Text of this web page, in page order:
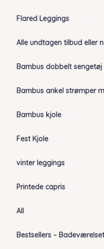
Flared Leggings
Alle undtagen tilbud eller
Bambus dobbelt sengetøj
Bambus ankel strømper
Bambus kjole
Fest Kjole
vinter leggings
Printede capris
All
Bestsellers – Badeværelset